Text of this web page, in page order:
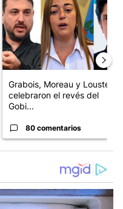
Grabois, Moreau y Lousteau
celebraron el revés del
Gobi...
80 comentarios